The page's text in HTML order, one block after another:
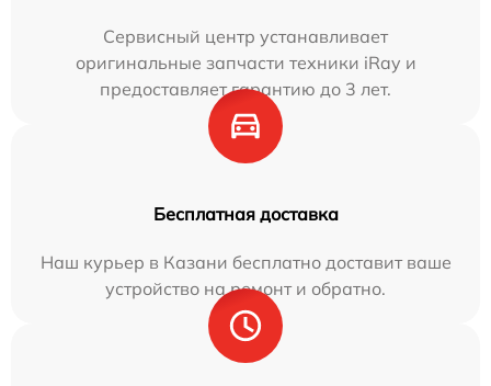
Сервисный центр устанавливает
оригинальные запчасти техники iRay и
предоставляет гарантию до 3 лет.
Бесплатная доставка
Наш курьер в Казани бесплатно доставит ваше
устройство на ремонт и обратно.